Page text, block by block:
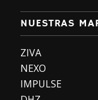
NUESTRAS
ZIVA
NEXO
IMPULSE